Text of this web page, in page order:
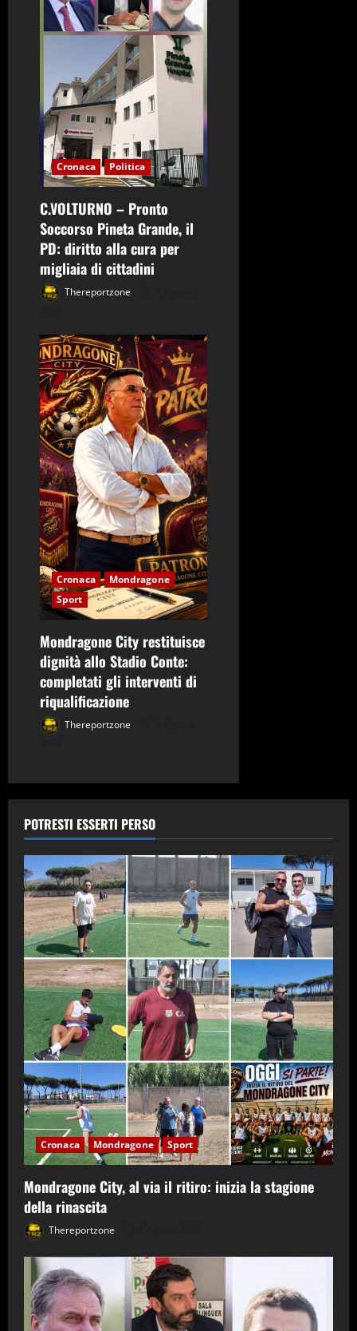
Cronaca Politica
C.VOLTURNO – Pronto
Soccorso Pineta Grande, il
PD: diritto alla cura per
migliaia di cittadini
Thereportzone
Cronaca
Mondragone
Sport
Mondragone City restituisce
dignità allo Stadio Conte:
completati gli interventi di
riqualificazione
Thereportzone
POTRESTI ESSERTI PERSO
Cronaca Mondragone Sport
Mondragone City, al via il ritiro: inizia la stagione
della rinascita
Thereportzone